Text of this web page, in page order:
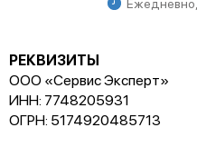
РЕКВИЗИТЫ
ООО «Сервис Эксперт»
ИНН: 7748205931
ОГРН: 5174920485713